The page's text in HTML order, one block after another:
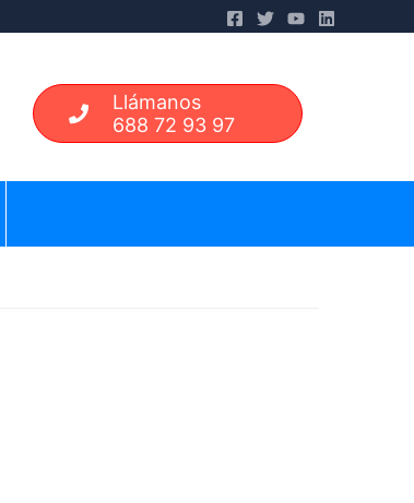
Llámanos
688 72 93 97